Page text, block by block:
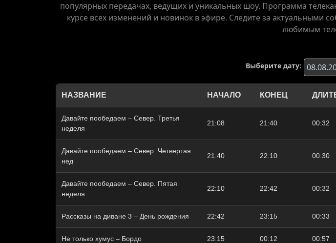
популярных передачах, ведущих и уникальных шоу. Программа
курсе всех изменений и новинок в эфире. Следите за актуальными
любимым
Выберите дату:
НАЗВАНИЕ НАЧАЛО КОНЕЦ
Давайте пообедаем – Север. Третья
неделя
21:08 21:40 00:32
Давайте пообедаем – Север. Четвертая
нед
21:40 22:10 00:30
Давайте пообедаем – Север. Пятая
неделя
22:10 22:42 00:32
Рассказы на диване 3 – День рождения 22:42 23:15 00:33
Не только хумус – Бордо 23:15 00:12 00:57